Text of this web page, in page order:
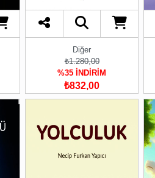
Diğer
₺1.280,00
%35 İNDİRİM
₺832,00